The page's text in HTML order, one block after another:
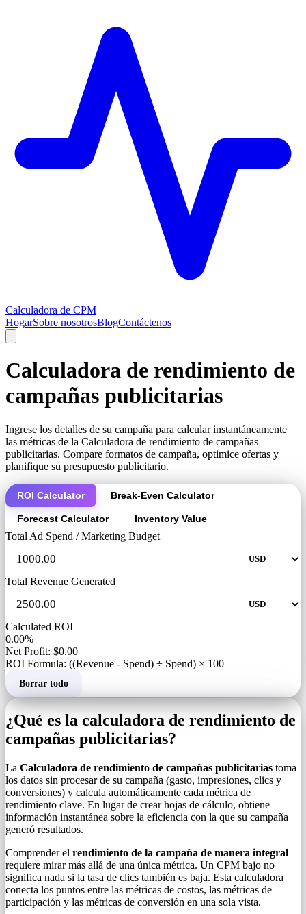
Calculadora de CPM
HogarSobre nosotrosBlogContáctenos
Calculadora de rendimiento de
campañas publicitarias
Ingrese los detalles de su campaña para calcular instantáneamente
las métricas de la Calculadora de rendimiento de campañas
publicitarias. Compare formatos de campaña, optimice ofertas y
planifique su presupuesto publicitario.
ROI Calculator Break-Even Calculator
Forecast Calculator Inventory Value
Total Ad Spend / Marketing Budget
Total Revenue Generated
Calculated ROI
0.00%
Net Profit: $0.00
ROI Formula: ((Revenue - Spend) ÷ Spend) × 100
Borrar todo
¿Qué es la calculadora de rendimiento de
campañas publicitarias?
La Calculadora de rendimiento de campañas publicitarias toma
los datos sin procesar de su campaña (gasto, impresiones, clics y
conversiones) y calcula automáticamente cada métrica de
rendimiento clave. En lugar de crear hojas de cálculo, obtiene
información instantánea sobre la eficiencia con la que su campaña
generó resultados.
Comprender el rendimiento de la campaña de manera integral
requiere mirar más allá de una única métrica. Un CPM bajo no
significa nada si la tasa de clics también es baja. Esta calculadora
conecta los puntos entre las métricas de costos, las métricas de
participación y las métricas de conversión en una sola vista.